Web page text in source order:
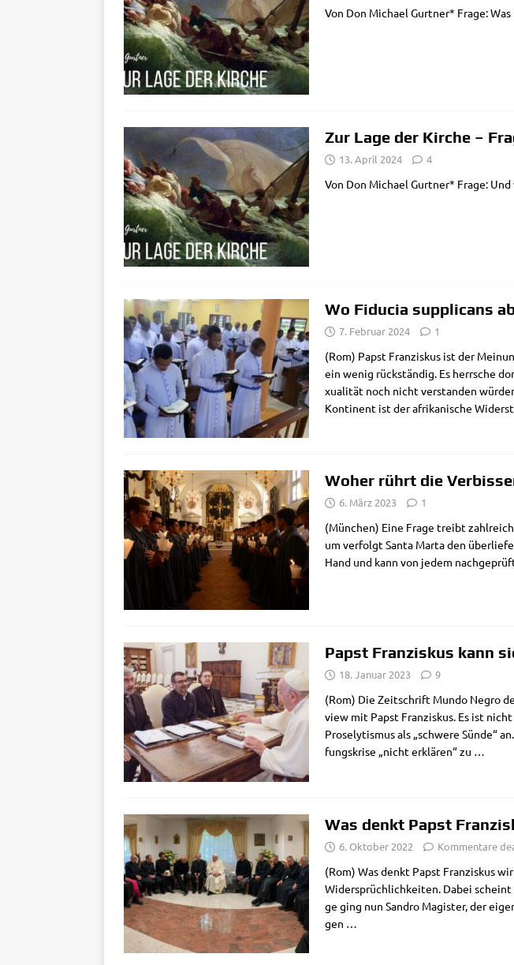
Von Don Micha­el Gurt­ner* Fra­ge:
Zur Lage der Kirche –
13. April 2024 4
Von Don Micha­el Gurt­ner* Fra­ge:
Wo Fiducia supplicans
7. Februar 2024 1
(Rom) Papst Fran­zis­kus ist der
ein wenig rück­stän­dig. Es herr­sche
xua­li­tät noch nicht ver­stan­den
Kon­ti­nent ist der afri­ka­ni­sche
Woher rührt die
6. März 2023 1
(Mün­chen) Eine Fra­ge treibt
um ver­folgt San­ta Mar­ta den
Hand und kann von jedem
Papst Franziskus kann
18. Januar 2023 9
(Rom) Die Zeit­schrift Mun­do Negro
view mit Papst Fran­zis­kus. Es ist
Pro­se­ly­tis­mus als „schwe­re Sün­de“
fungs­kri­se „nicht erklä­ren“ zu …
Was denkt Papst
6. Oktober 2022 Kommentare
(Rom) Was denkt Papst Fran­zis­kus
Wider­sprüch­lich­kei­ten. Dabei scheint
ge ging nun San­dro Magi­ster, der
gen …